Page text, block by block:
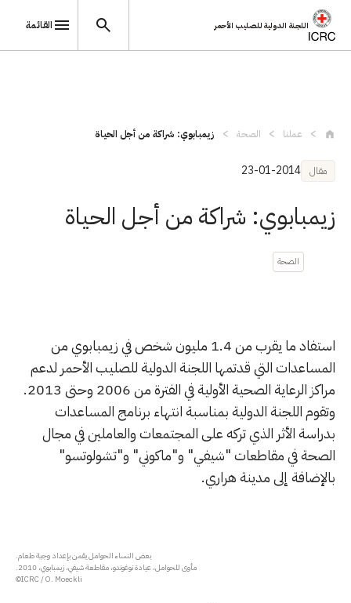
اللجنة الدولية للصليب الأحمر القائمة
عملنا الصحة زيمبابوي: شراكة من أجل الحياة
مقال 23-01-2014
زيمبابوي: شراكة من أجل الحياة
الصحة
استفاد ما يقرب من 1.4 مليون شخص في زيمبابوي من
المساعدات التي قدتمها اللجنة الدولية للصليب الأحمر لدعم
مراكز الرعاية الصحية الأولية في الفترة من 2006 وحتى 2013.
وتقوم اللجنة الدولية بمناسبة انتهاء برنامج المساعدات
بدراسة الأثر الذي تركه على المجتمعات والعاملين في مجال
الصحة في مقاطعات "شيفي" و"ماكوني" و"تشولوتسو"
بالإضافة إلى مدينة هراري.
بعض النساء الحوامل يقمن بإعداد وجبة طعام.
مأوى للحوامل، عيادة نوغوندو، مقاطعة شيفي، زيمبابوي، 2010.
ICRC / O. Moeckli©